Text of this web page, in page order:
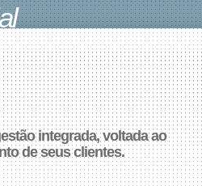
integrada, voltada ao
de seus clientes.